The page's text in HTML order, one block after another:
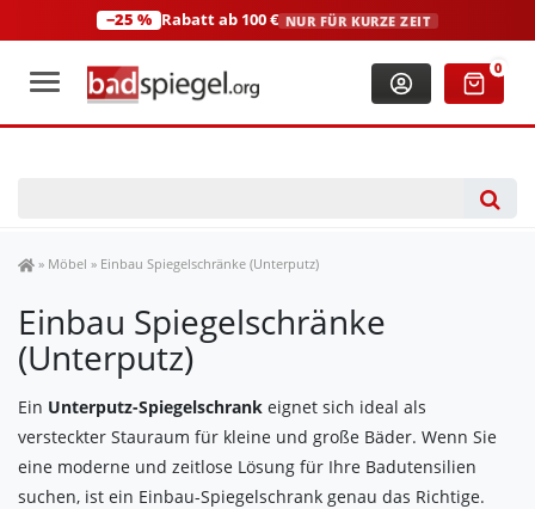
−25 % Rabatt ab 100 € NUR FÜR KURZE ZEIT
+49 (0)2306 3744580 0
Spiegel Shop
» Möbel » Einbau Spiegelschränke (Unterputz)
Einbau Spiegelschränke
(Unterputz)
Ein Unterputz-Spiegelschrank eignet sich ideal als
versteckter Stauraum für kleine und große Bäder. Wenn Sie
eine moderne und zeitlose Lösung für Ihre Badutensilien
suchen, ist ein Einbau-Spiegelschrank genau das Richtige.